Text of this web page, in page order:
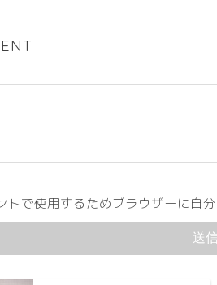
トで使用するためブラウザーに自